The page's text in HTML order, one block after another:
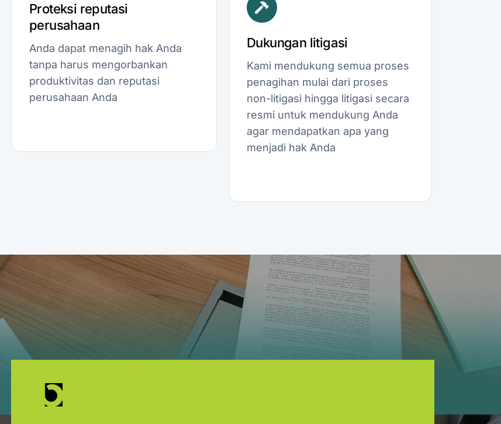
Proteksi reputasi
perusahaan
Anda dapat menagih hak Anda
tanpa harus mengorbankan
produktivitas dan reputasi
perusahaan Anda
Dukungan litigasi
Kami mendukung semua proses
penagihan mulai dari proses
non-litigasi hingga litigasi secara
resmi untuk mendukung Anda
agar mendapatkan apa yang
menjadi hak Anda